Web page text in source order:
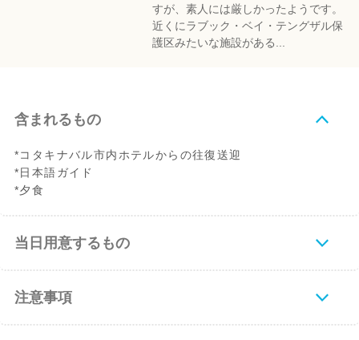
すが、素人には厳しかったようです。
近くにラブック・ベイ・テングザル保
護区みたいな施設がある...
含まれるもの
*コタキナバル市内ホテルからの往復送迎
*日本語ガイド
*夕食
当日用意するもの
注意事項